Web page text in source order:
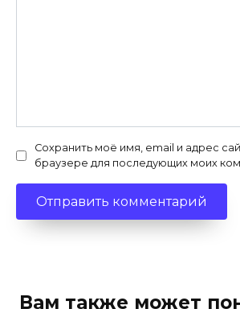
Сохранить моё имя, email и адрес
браузере для последующих моих
Вам также может